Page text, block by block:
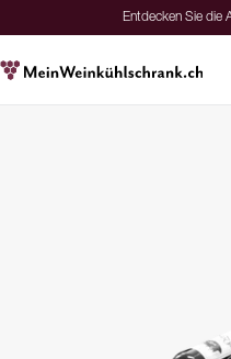
Entdecken Sie